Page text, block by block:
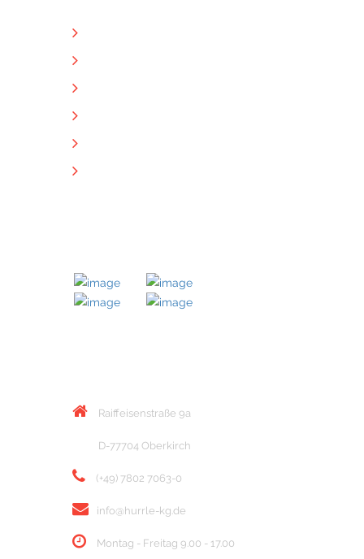
Raiffeisenstraße 9a
D-77704 Oberkirch
(+49) 7802 7063-0
info@hurrle-kg.de
Montag - Freitag 9.00 - 17.00